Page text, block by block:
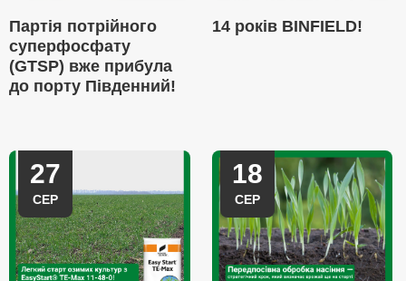
Партія потрійного
суперфосфату
(GTSP) вже прибула
до порту Південний!
14 років BINFIELD!
27
СЕР
18
СЕР